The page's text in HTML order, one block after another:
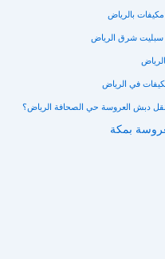
بالرياض
سبليت شرق الرياض
في الرياض
دبش العروسة حي الصحافة الرياض؟
بمكة